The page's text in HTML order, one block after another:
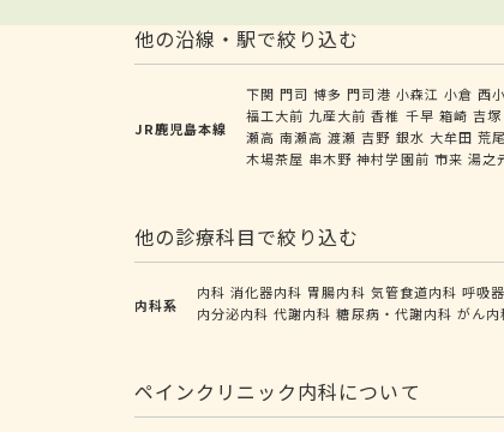
他の沿線・駅で絞り込む
JR鹿児島本線
下関 門司 博多 門司港 小森江 小倉 西
福工大前 九産大前 香椎 千早 箱崎 吉塚
瀬高 南瀬高 渡瀬 吉野 銀水 大牟田 荒尾
木場茶屋 串木野 神村学園前 市来 湯之
他の診療科目で絞り込む
内科系
内科 消化器内科 胃腸内科 気管食道内科 呼吸
内分泌内科 代謝内科 糖尿病・代謝内科 がん内
ペインクリニック内科について